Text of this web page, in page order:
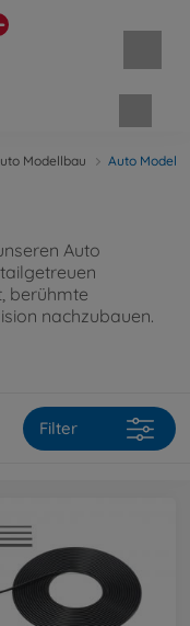
Modellbau Auto
Auto
berühmte
nachzubauen.
Filter